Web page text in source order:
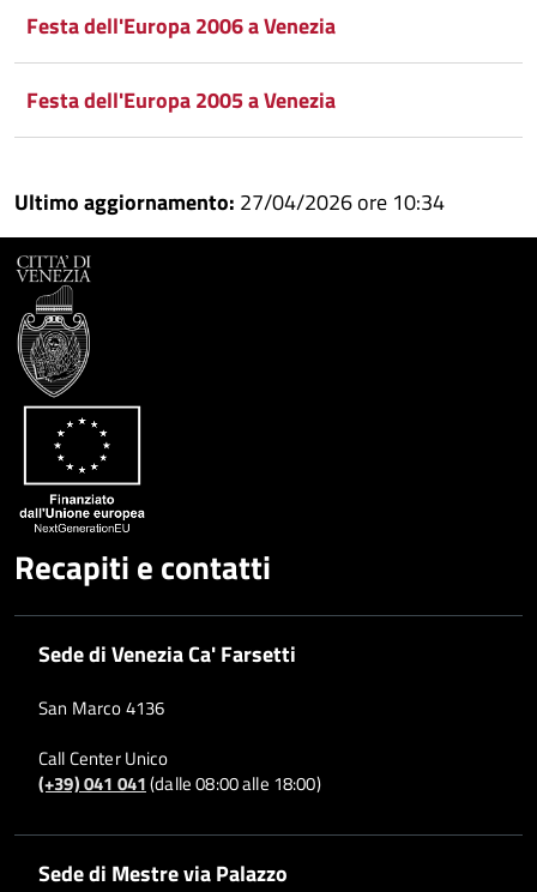
Festa dell'Europa 2006 a Venezia
Festa dell'Europa 2005 a Venezia
Ultimo aggiornamento: 27/04/2026 ore 10:34
Recapiti e contatti
Sede di Venezia Ca' Farsetti
San Marco 4136
Call Center Unico
(+39) 041 041(dalle 08:00 alle 18:00)
Sede di Mestre via Palazzo